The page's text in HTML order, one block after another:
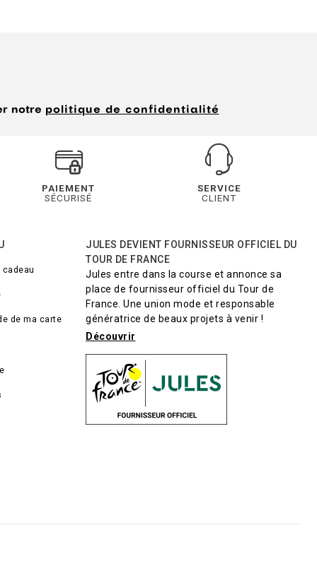
notre politique de confidentialité
PAIEMENT
SÉCURISÉ
SERVICE
CLIENT
de ma carte
JULES DEVIENT FOURNISSEUR OFFICIEL DU
TOUR DE FRANCE
Jules entre dans la course et annonce sa
place de fournisseur officiel du Tour de
France. Une union mode et responsable
génératrice de beaux projets à venir !
Découvrir